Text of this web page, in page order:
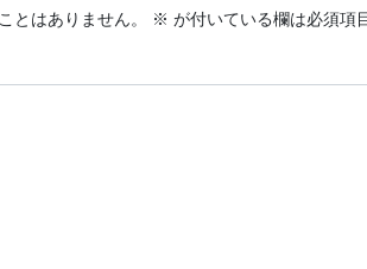
とはありません。 ※ が付いている欄は必須項